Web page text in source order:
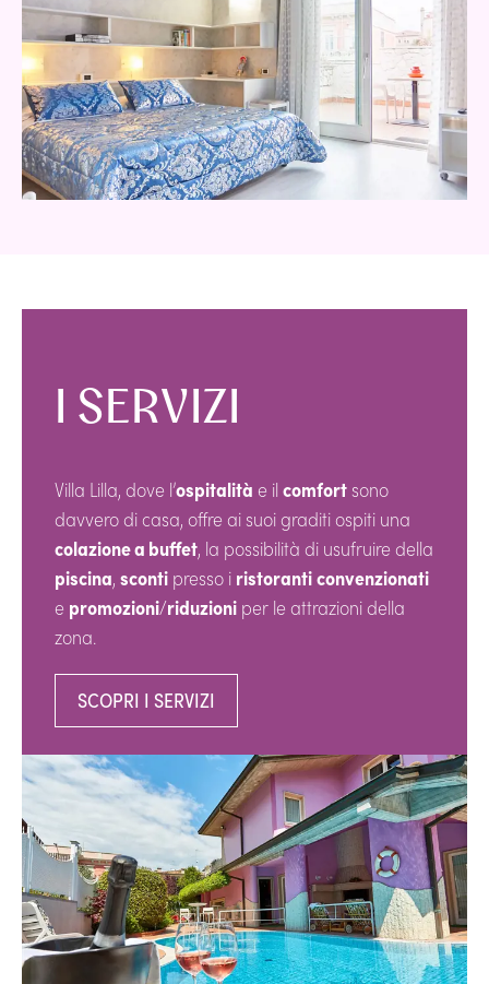
I SERVIZI
Villa Lilla, dove l’ospitalità e il comfort sono
davvero di casa, offre ai suoi graditi ospiti una
colazione a buffet, la possibilità di usufruire della
piscina, sconti presso i ristoranticonvenzionati
e promozioni/riduzioni per le attrazioni della
zona.
SCOPRI I SERVIZI